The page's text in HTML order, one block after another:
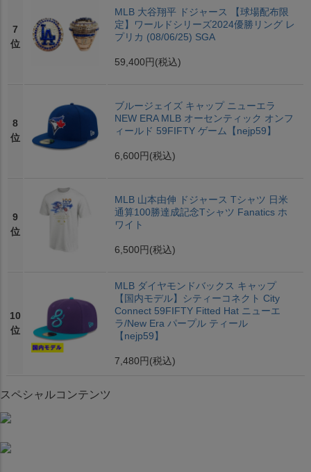
7
位
MLB 大谷翔平 ドジャース 【球場配布限
定】ワールドシリーズ2024優勝リング レ
プリカ (08/06/25) SGA
59,400円 (税込)
8
位
ブルージェイズ キャップ ニューエラ
NEW ERA MLB オーセンティック オンフ
ィールド 59FIFTY ゲーム【nejp59】
6,600円 (税込)
9
位
MLB 山本由伸 ドジャース Tシャツ 日米
通算100勝達成記念Tシャツ Fanatics ホ
ワイト
6,500円 (税込)
10
位
MLB ダイヤモンドバックス キャップ
【国内モデル】シティーコネクト City
Connect 59FIFTY Fitted Hat ニューエ
ラ/New Era パープル ティール
【nejp59】
7,480円 (税込)
スペシャルコンテンツ